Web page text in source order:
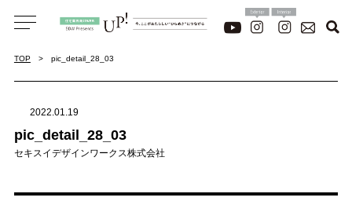
TOP pic_detail_28_03
2022.01.19
pic_detail_28_03
セキスイデザインワークス株式会社